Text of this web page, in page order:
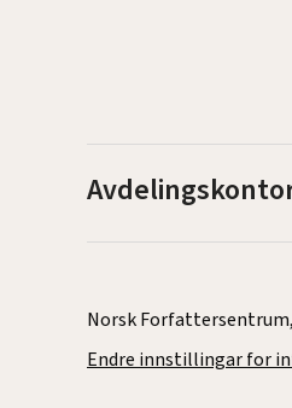
Norsk Forfattersentrum,
Endre innstillingar for